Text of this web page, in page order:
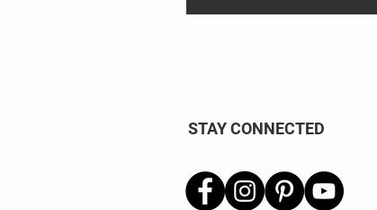
STAY CONNECTED